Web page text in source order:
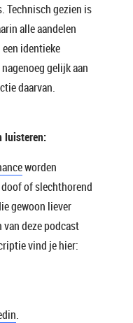
Technisch gezien is
alle aandelen
identieke
gelijk aan
daarvan.
luisteren:
worden
of slechthorend
gewoon liever
deze podcast
vind je hier:
.